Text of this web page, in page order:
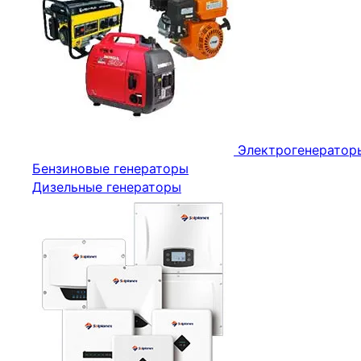
Бензиновые генераторы
Дизельные генераторы